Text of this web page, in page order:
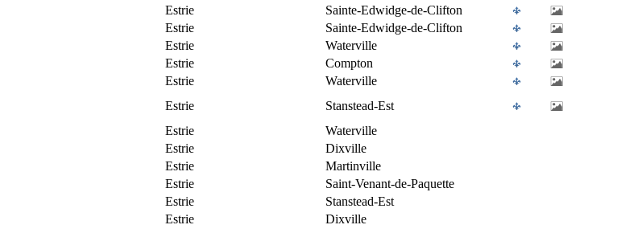
Estrie
Sainte-Edwidge-de-Clifton
Estrie
Sainte-Edwidge-de-Clifton
Estrie
Waterville
Estrie
Compton
Estrie
Waterville
Estrie
Stanstead-Est
Estrie
Waterville
Estrie
Dixville
Estrie
Martinville
Estrie
Saint-Venant-de-Paquette
Estrie
Stanstead-Est
Estrie
Dixville